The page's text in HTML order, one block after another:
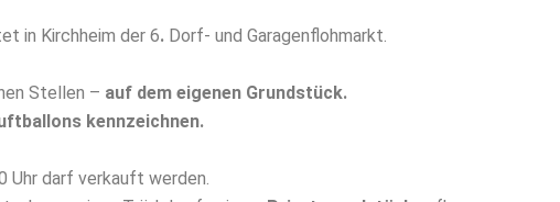
in Kirchheim der 6. Dorf- und Garagenflohmarkt.
Stellen – auf dem eigenen Grundstück.
kennzeichnen.
Uhr darf verkauft werden.